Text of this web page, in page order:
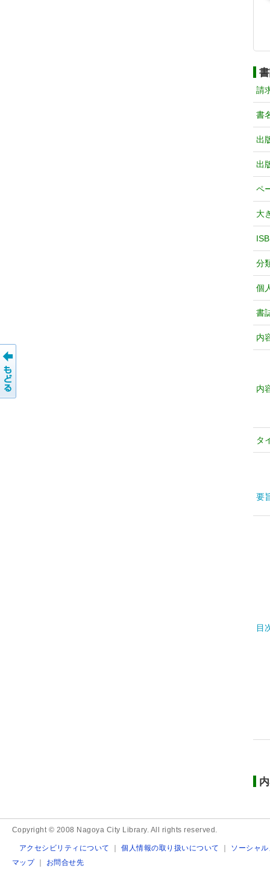
請
書
出
出
ペ
大
分
個
書
内
内
タ
要
目
Copyright © 2008 Nagoya City Library. All rights reserved.
アクセシビリティについて ｜個人情報の取り扱いについて ｜ ソーシャ
マップ｜ お問合せ先